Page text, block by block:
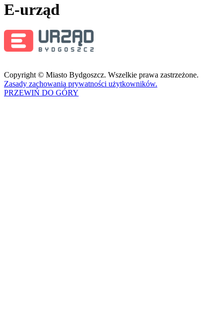
E-urząd
Copyright © Miasto Bydgoszcz. Wszelkie prawa zastrzeżone.
Zasady zachowania prywatności użytkowników.
PRZEWIŃ DO GÓRY